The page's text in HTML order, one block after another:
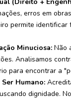
erros em
permite identificar
Minuciosa: Não
Analisamos
para encontrar a
Humano:
dignidade.